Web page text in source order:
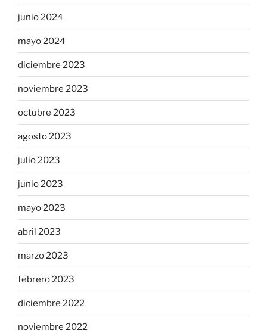
junio 2024
mayo 2024
diciembre 2023
noviembre 2023
octubre 2023
agosto 2023
julio 2023
junio 2023
mayo 2023
abril 2023
marzo 2023
febrero 2023
diciembre 2022
noviembre 2022